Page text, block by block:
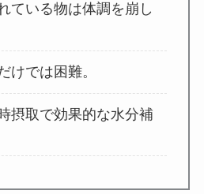
ている物は体調を崩し
けでは困難。
摂取で効果的な水分補